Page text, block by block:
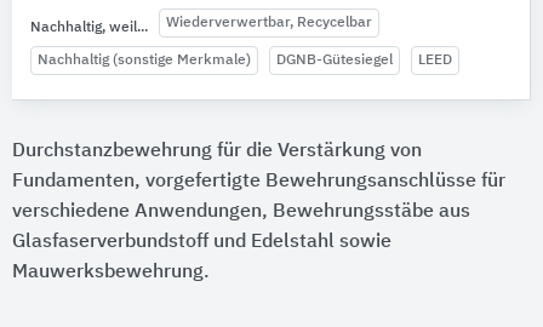
Nachhaltig, weil... Wiederverwertbar, Recycelbar
Nachhaltig (sonstige Merkmale) DGNB-Gütesiegel LEED
Durchstanzbewehrung für die Verstärkung von
Fundamenten, vorgefertigte Bewehrungsanschlüsse für
verschiedene Anwendungen, Bewehrungsstäbe aus
Glasfaserverbundstoff und Edelstahl sowie
Mauwerksbewehrung.